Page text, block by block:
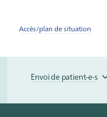
Accès/plan de situation
Envoi de patient-e-s